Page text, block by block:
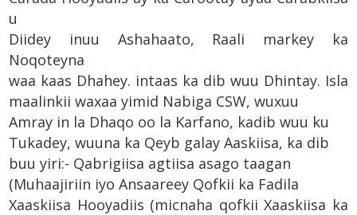
u
Diidey inuu Ashahaato, Raali markey ka
Noqoteyna
waa kaas Dhahey. intaas ka dib wuu Dhintay. Isla
maalinkii waxaa yimid Nabiga CSW, wuxuu
Amray in la Dhaqo oo la Karfano, kadib wuu ku
Tukadey, wuuna ka Qeyb galay Aaskiisa, ka dib
buu yiri:- Qabrigiisa agtiisa asago taagan
(Muhaajiriin iyo Ansaareey Qofkii ka Fadila
Xaaskiisa Hooyadiis (micnaha qofkii Xaaskiisa ka